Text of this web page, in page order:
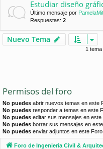
Estudiar diseño
Último mensaje por
Respuestas: 2
Nuevo Tema
1 tema
Permisos del foro
No puedes abrir nuevos temas en este
No puedes responder a temas en este
No puedes editar sus mensajes en este
No puedes borrar sus mensajes en
No puedes enviar adjuntos en este Foro
Foro de Ingenieria Civil &